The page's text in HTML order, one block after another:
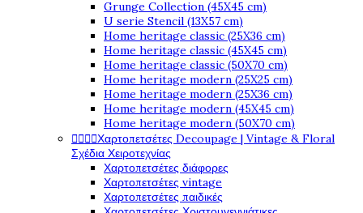
Grunge Collection (45X45 cm)
U serie Stencil (13X57 cm)
Home heritage classic (25X36 cm)
Home heritage classic (45X45 cm)
Home heritage classic (50X70 cm)
Home heritage modern (25X25 cm)
Home heritage modern (25X36 cm)
Home heritage modern (45X45 cm)
Home heritage modern (50X70 cm)
Χαρτοπετσέτες Decoupage | Vintage & Floral
Σχέδια Χειροτεχνίας
Χαρτοπετσέτες διάφορες
Χαρτοπετσέτες vintage
Χαρτοπετσέτες παιδικές